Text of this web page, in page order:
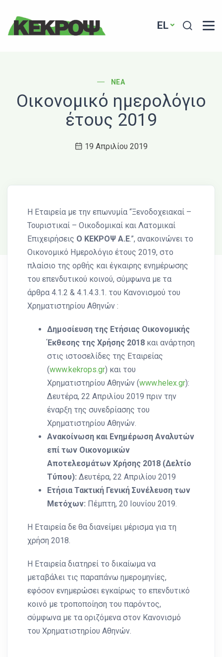
Header Logo EL Search
POST CATEGORY
ΝΈΑ
Οικονομικό ημερολόγιο
έτους 2019
19 Απριλίου 2019
Η Εταιρεία με την επωνυμία “Ξενοδοχειακαί –
Τουριστικαί – Οικοδομικαί και Λατομικαί
Επιχειρήσεις Ο ΚΕΚΡΟΨ Α.Ε.”, ανακοινώνει το
Οικονομικό Ημερολόγιο έτους 2019, στο
πλαίσιο της ορθής και έγκαιρης ενημέρωσης
του επενδυτικού κοινού, σύμφωνα με τα
άρθρα 4.1.2 & 4.1.4.3.1. του Κανονισμού του
Χρηματιστηρίου Αθηνών :
Δημοσίευση της Ετήσιας Οικονομικής
Έκθεσης της Χρήσης 2018 και ανάρτηση
στις ιστοσελίδες της Εταιρείας
(www.kekrops.gr) και του
Χρηματιστηρίου Αθηνών (www.helex.gr):
Δευτέρα, 22 Απριλίου 2019 πριν την
έναρξη της συνεδρίασης του
Χρηματιστηρίου Αθηνών.
Ανακοίνωση και Ενημέρωση Αναλυτών
επί των Οικονομικών
Αποτελεσμάτων Χρήσης 2018 (Δελτίο
Τύπου): Δευτέρα, 22 Απριλίου 2019
Ετήσια Τακτική Γενική Συνέλευση των
Μετόχων: Πέμπτη, 20 Ιουνίου 2019.
H Εταιρεία δε θα διανείμει μέρισμα για τη
χρήση 2018.
Η Εταιρεία διατηρεί το δικαίωμα να
μεταβάλει τις παραπάνω ημερομηνίες,
εφόσον ενημερώσει εγκαίρως το επενδυτικό
κοινό με τροποποίηση του παρόντος,
σύμφωνα με τα οριζόμενα στον Κανονισμό
του Χρηματιστηρίου Αθηνών.